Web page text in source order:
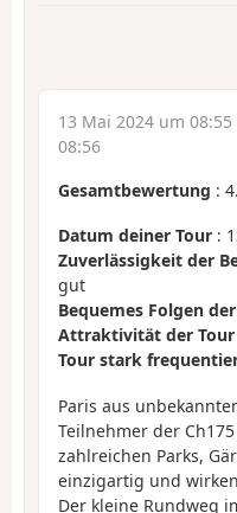
13 Mai 2024 um 08:55
08:56
Gesamtbewertung :
Datum deiner Tour :
Zuverlässigkeit der
gut
Bequemes Folgen
Attraktivität der Tour
Tour stark
Paris aus
Teilnehmer der
zahlreichen Parks,
einzigartig und
Der kleine Rundweg